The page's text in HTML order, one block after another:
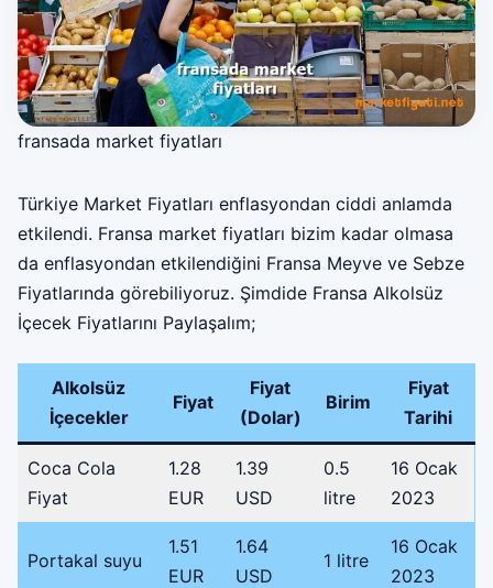
fransada market fiyatları
Türkiye Market Fiyatları enflasyondan ciddi anlamda
etkilendi. Fransa market fiyatları bizim kadar olmasa
da enflasyondan etkilendiğini Fransa Meyve ve Sebze
Fiyatlarında görebiliyoruz. Şimdide Fransa Alkolsüz
İçecek Fiyatlarını Paylaşalım;
Alkolsüz
İçecekler
Fiyat
Fiyat
(Dolar)
Birim
Fiyat
Tarihi
Coca Cola
Fiyat
1.28
EUR
1.39
USD
0.5
litre
16 Ocak
2023
Portakal suyu
1.51
EUR
1.64
USD
1 litre
16 Ocak
2023